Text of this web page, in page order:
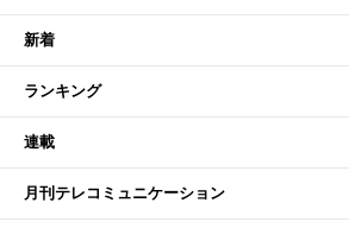
新着
ランキング
連載
月刊テレコミュニケーション